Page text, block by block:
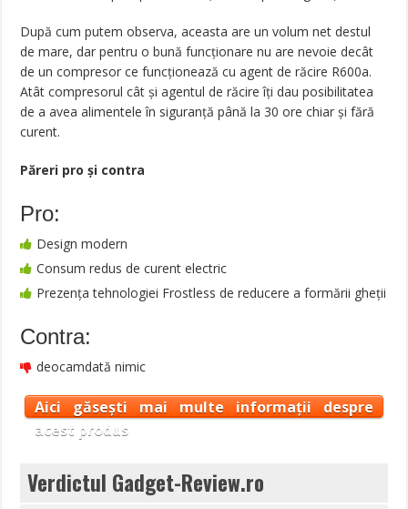
După cum putem observa, aceasta are un volum net destul
de mare, dar pentru o bună funcţionare nu are nevoie decât
de un compresor ce funcţionează cu agent de răcire R600a.
Atât compresorul cât şi agentul de răcire îţi dau posibilitatea
de a avea alimentele în siguranţă până la 30 ore chiar şi fără
curent.
Păreri pro şi contra
Pro:
Design modern
Consum redus de curent electric
Prezenţa tehnologiei Frostless de reducere a formării gheţii
Contra:
deocamdată nimic
Aici găsești mai multe informații despre
acest produs
Verdictul Gadget-Review.ro